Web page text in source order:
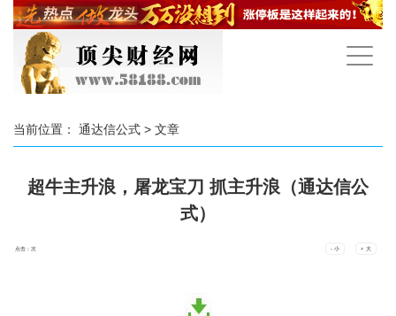
手
机
当前位置： 通达信公式 > 文章
超牛主升浪，屠龙宝刀 抓主升浪（通达信公
式）
点击：次 - 小 + 大